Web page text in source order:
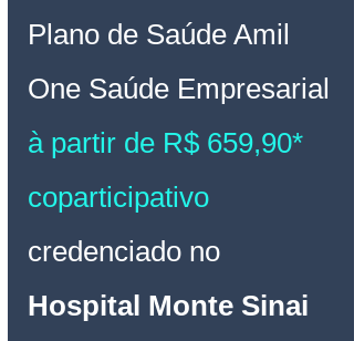
Plano de Saúde Amil
One Saúde Empresarial
à partir de R$ 659,90*
coparticipativo
credenciado no
Hospital Monte Sinai